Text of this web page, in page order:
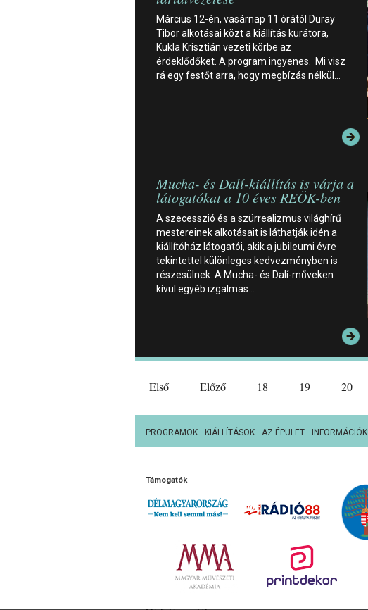
Március 12-én, vasárnap 11 órától Duray
Tibor alkotásai közt a kiállítás kurátora,
Kukla Krisztián vezeti körbe az
érdeklődőket. A program ingyenes. Mi visz
rá egy festőt arra, hogy megbízás nélkül…
Mucha- és Dalí-kiállítás is várja a
látogatókat a 10 éves REÖK-ben
A szecesszió és a szürrealizmus világhírű
mestereinek alkotásait is láthatják idén a
kiállítóház látogatói, akik a jubileumi évre
tekintettel különleges kedvezményben is
részesülnek. A Mucha- és Dalí-műveken
kívül egyéb izgalmas…
Első Előző 18 19 20
PROGRAMOK KIÁLLÍTÁSOK AZ ÉPÜLET INFORMÁCIÓK
Támogatók